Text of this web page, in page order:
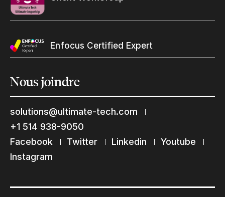
Enfocus Certified Expert
Nousjoindre
solutions@ultimate-tech.com
+1 514 938-9050
Facebook
Twitter Linkedin
Youtube
Instagram
Restons en contact